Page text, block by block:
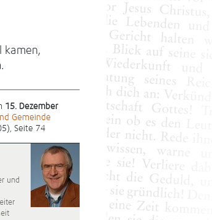
kamen,
15. Dezember
Gemeinde
Seite 74
und